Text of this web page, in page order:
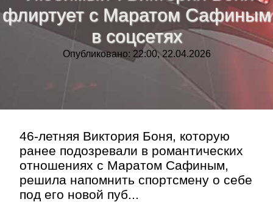
флиртует с Маратом Сафиным
в соцсетях
Опубликовано: 22:00, 22.04.2026
46-летняя Виктория Боня, которую
ранее подозревали в романтических
отношениях с Маратом Сафиным,
решила напомнить спортсмену о себе
под его новой пуб...
Рубрики»
Контакт»